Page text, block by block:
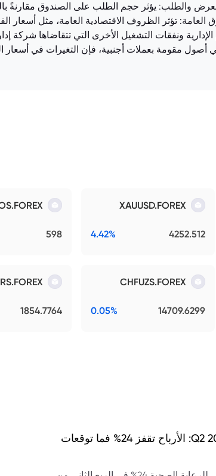
والطلب: يؤثر حجم الطلب على الصندوق مقارنةً
تؤثر الظروف الاقتصادية العامة، مثل أسعار
ونفقات التشغيل الأخرى التي تتقاضاها شركة
مقومة بعملات أجنبية، فإن التغيرات في أسعار
XAUUSD.FOREX
4252.512
4.42%
598
CHFUZS.FOREX
14709.6299
0.05%
1854.7764
نتائج اس ام سي Q2 2026: الأرباح تقفز 24% فما توقعات